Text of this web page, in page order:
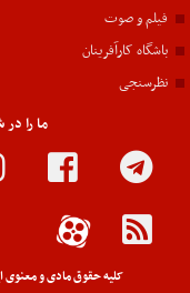
فیلم و صوت
باشگاه کارآفرینان
نظرسنجی
ما را
کلیه حقوق مادی و معنوی